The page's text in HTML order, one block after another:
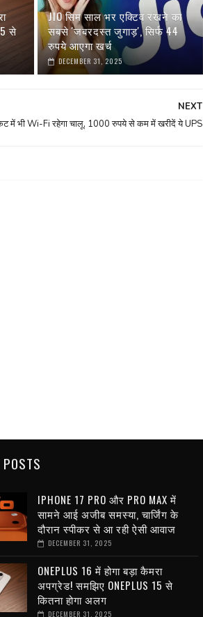
से
JIO सिम साल भर एक्टिव रखने का
सबसे 'जबरदस्त जुगाड़', सिर्फ 44
रुपये आएगा खर्च
DECEMBER 31, 2025
NEXT
में भी Wi-Fi रहेगा चालू, 1000 रुपये से कम में खरीदें ये UPS
POSTS
IPHONE 17 PRO और PRO MAX में
सामने आई अजीब समस्या, चार्जिंग के
दौरान स्पीकर से आ रही ऐसी आवाज
DECEMBER 31, 2025
ONEPLUS 16 में होगा बड़ा कैमरा
अपग्रेड! समझिए ONEPLUS 15 से
कितना होगा अलग
DECEMBER 31, 2025